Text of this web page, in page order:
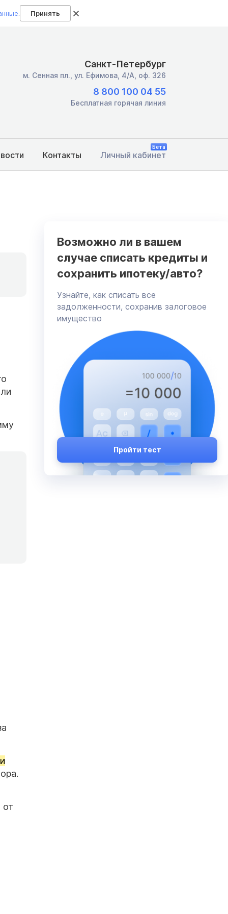
. Принять
Санкт-Петербург
м. Сенная пл., ул. Ефимова, 4/А, оф. 326
8 800 100 04 55
Бесплатная горячая линия
Контакты Личный кабинет
Бета
от
Возможно ли в вашем
случае списать кредиты и
сохранить ипотеку/авто?
Узнайте, как списать все
задолженности, сохранив залоговое
имущество
Пройти тест